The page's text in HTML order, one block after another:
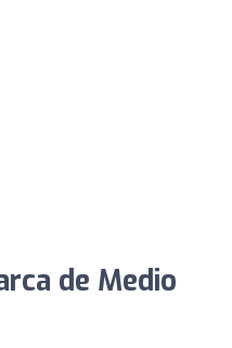
de Medio